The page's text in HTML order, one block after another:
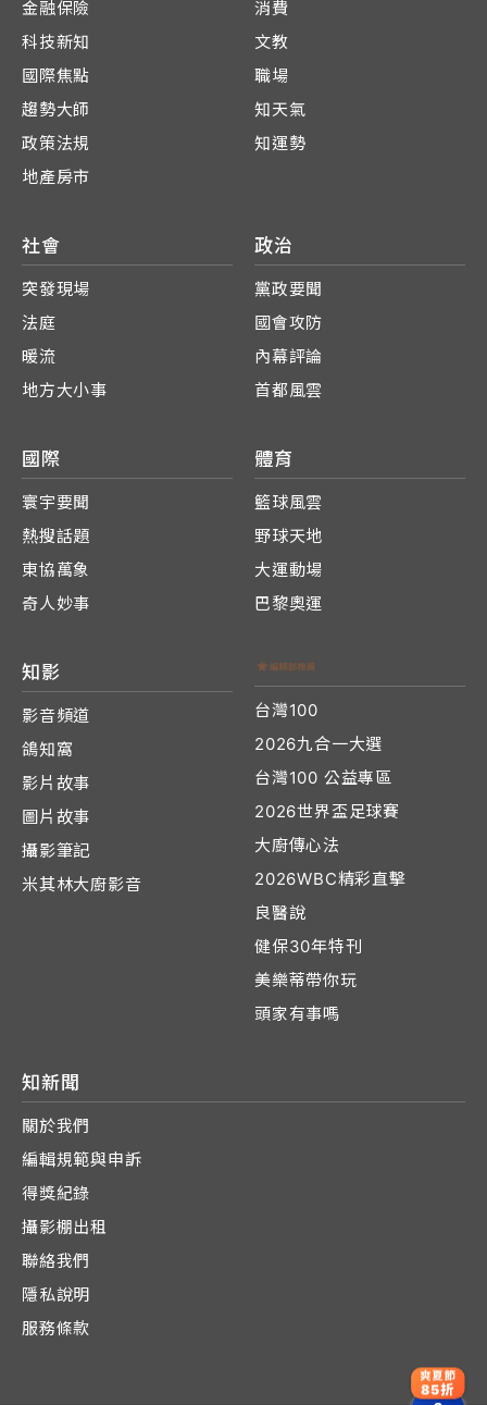
金融保險
科技新知
國際焦點
趨勢大師
政策法規
地產房市
消費
文教
職場
知天氣
知運勢
社會
突發現場
法庭
暖流
地方大小事
政治
黨政要聞
國會攻防
內幕評論
首都風雲
國際
寰宇要聞
熱搜話題
東協萬象
奇人妙事
體育
籃球風雲
野球天地
大運動場
巴黎奧運
知影
影音頻道
鴿知窩
影片故事
圖片故事
攝影筆記
米其林大廚影音
台灣100
2026九合一大選
台灣100 公益專區
2026世界盃足球賽
大廚傳心法
2026WBC精彩直擊
良醫說
健保30年特刊
美樂蒂帶你玩
頭家有事嗎
知新聞
關於我們
編輯規範與申訴
得獎紀錄
攝影棚出租
聯絡我們
隱私說明
服務條款
爽夏節
85折